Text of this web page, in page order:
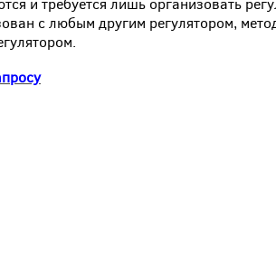
с любым другим регулятором,